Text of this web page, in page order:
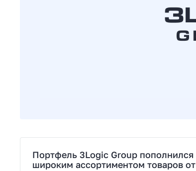
Портфель 3Logic Group пополнился
широким ассортиментом товаров от